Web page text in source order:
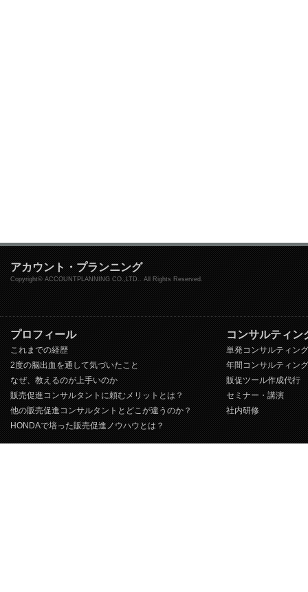
アカウント・プランニング
Copyright© ACCOUNTPLANNING CO.,LTD.. All Rights Reserved.
プロフィール
これまでの経歴
2度の脳出血を通して気づいたこと
なぜ、教えるのが上手いのか
販売促進コンサルタントに頼むメリットとは？
他の販売促進コンサルタントとどこが違うのか？
HONDAで培った販売促進ノウハウとは？
コンサルティン
単発コンサルティング
年間コンサルティング
販促ツール作成代行
セミナー・講演
社内研修